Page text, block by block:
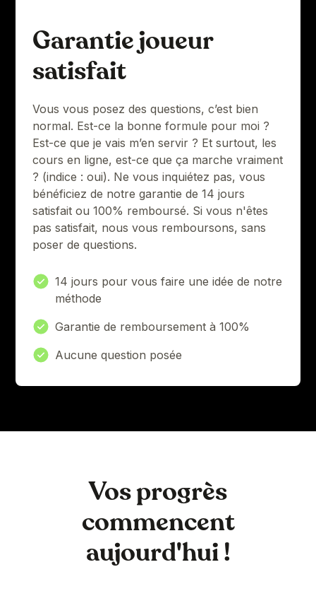
Garantie joueur
satisfait
Vous vous posez des questions, c’est bien
normal. Est-ce la bonne formule pour moi ?
Est-ce que je vais m’en servir ? Et surtout, les
cours en ligne, est-ce que ça marche vraiment
? (indice : oui). Ne vous inquiétez pas, vous
bénéficiez de notre garantie de 14 jours
satisfait ou 100% remboursé. Si vous n'êtes
pas satisfait, nous vous remboursons, sans
poser de questions.
14 jours pour vous faire une idée de notre
méthode
Garantie de remboursement à 100%
Aucune question posée
Vos progrès
commencent
aujourd'hui !